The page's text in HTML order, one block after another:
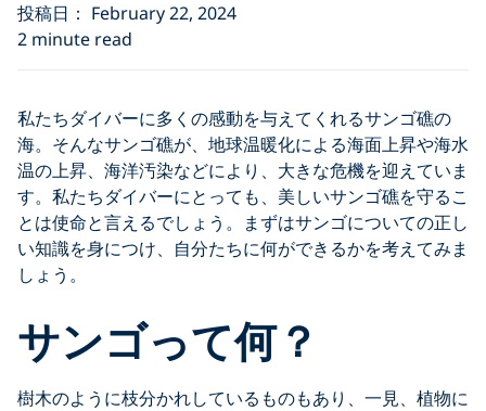
投稿日： February 22, 2024
2 minute read
私たちダイバーに多くの感動を与えてくれるサンゴ礁の
海。そんなサンゴ礁が、地球温暖化による海面上昇や海水
温の上昇、海洋汚染などにより、大きな危機を迎えていま
す。私たちダイバーにとっても、美しいサンゴ礁を守るこ
とは使命と言えるでしょう。まずはサンゴについての正し
い知識を身につけ、自分たちに何ができるかを考えてみま
しょう。
サンゴって何？
樹木のように枝分かれしているものもあり、一見、植物に